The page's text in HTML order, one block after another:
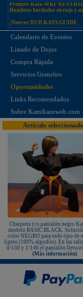
Hombros bordados en rojo y
MOVIE FOR ALL JAPAN
KARATEDO SHOTOKAN
KATA VOL. 1 + 2!
¡Nuevo karategui Kamikaze K-
WKF Kumite REVERSIBLE,
Hombros bordados en rojo y
¡Nuevo karategui Kamikaze
LIFE SENSEI - hecho en Japón!
¡KAMIKAZE PROFESSIONAL
para expertos!
Nuevo karategui Kamikaze
LIFE SHIHAN
¡Nueva Camiseta KAMIKAZE
especial Vintage Edition since
- 35º Aniversario!
¡Nuevos Paos de golpeo PX
PROFESSIONAL
rojo-negro-blanco, de piel
Protectores de pie KAMIKAZE
sueltos, homologados RFEK
¡Nuevas protecciones Kamikaze
Homologadas RFEK!
¡Nuevo Protector Femenino
Shureido BodyGuard Ultra
Lightweight, WKF Approved!
¡Nuevo libro "ALL JAPAN
KARATEDO SHOTOKAN
KATA vol.2" Federación
de Karate!
¡Nuevo TONFA CUADRADO
KAMIKAZE
KOBUDO!
Calendario de Eventos
Listado de Dojos
Compra Rápida
Servicios Gratuítos
Oportunidades
Links Recomendados
Sobre Kamikazeweb.com
Artículo
Chaqueta y/o pantalón negro
modelo BASIC BLACK.
color NEGRO para todo tipo de
ligero (100% algodón). En las
0/130 y 1/140 el pantalón lleva
(Más información)